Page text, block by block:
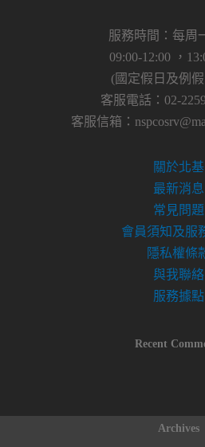
服務時間：每周
09:00-12:00 ，
(國定假日及例
客服電話：02-
客服信箱：
關於北基
最新消息
常見問題
會員須知及服
隱私權條
與我聯絡
服務據點
Recent
Archives